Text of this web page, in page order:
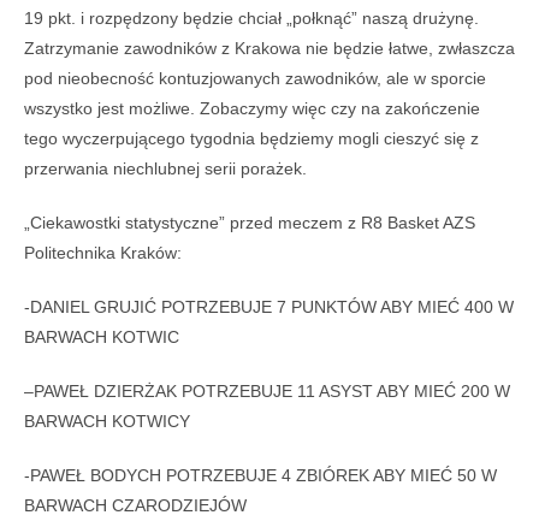
19 pkt. i rozpędzony będzie chciał „połknąć” naszą drużynę.
Zatrzymanie zawodników z Krakowa nie będzie łatwe, zwłaszcza
pod nieobecność kontuzjowanych zawodników, ale w sporcie
wszystko jest możliwe. Zobaczymy więc czy na zakończenie
tego wyczerpującego tygodnia będziemy mogli cieszyć się z
przerwania niechlubnej serii porażek.
„Ciekawostki statystyczne” przed meczem z R8 Basket AZS
Politechnika Kraków:
-DANIEL GRUJIĆ POTRZEBUJE 7 PUNKTÓW ABY MIEĆ 400 W
BARWACH KOTWIC
–PAWEŁ DZIERŻAK POTRZEBUJE 11 ASYST ABY MIEĆ 200 W
BARWACH KOTWICY
-PAWEŁ BODYCH POTRZEBUJE 4 ZBIÓREK ABY MIEĆ 50 W
BARWACH CZARODZIEJÓW